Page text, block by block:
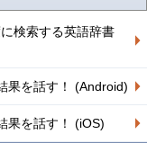
検索する英語辞書
果を話す！ (Android)
果を話す！ (iOS)